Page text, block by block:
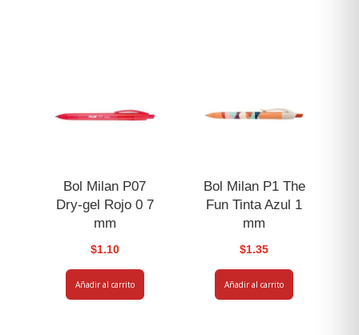
Bol Milan P07
Dry-gel Rojo 0 7
mm
$1.10
Añadir al carrito
Bol Milan P1 The
Fun Tinta Azul 1
mm
$1.35
Añadir al carrito